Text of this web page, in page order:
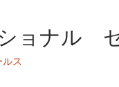
ョナル
ルス